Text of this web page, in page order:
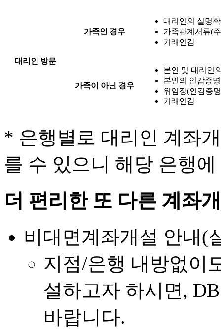
대리인 방문
가족인 경우
대리인의 실명
가족관계서류(
거래인감
가족이 아닌 경우
본인 및 대리인
본인의 인감증
위임장(인감증
거래인감
* 은행별로 대리인 계좌
를 수 있으니 해당 은행
더 편리한 또 다른 계좌
비대면계좌개설 안내(
지점/은행 내방없이
설하고자 하시면,
바랍니다.